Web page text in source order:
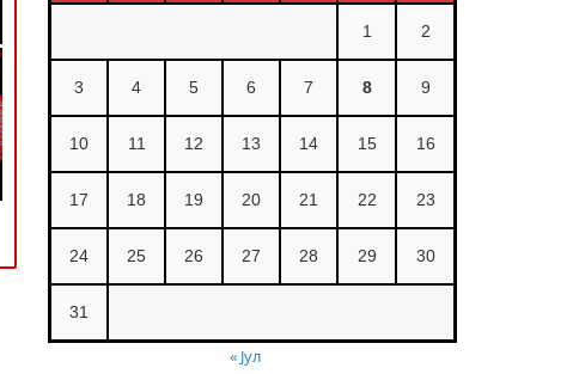
1 2
3 4 5 6 7 8 9
10 11 12 13 14 15 16
17 18 19 20 21 22 23
24 25 26 27 28 29 30
31
« Јул